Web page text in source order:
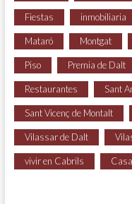
Fiestas inmobiliaria
Mataró Montgat
Piso Premia de Dalt
Restaurantes Sant
Sant Vicenç de Montalt
Vilassar de Dalt
vivir en Cabrils